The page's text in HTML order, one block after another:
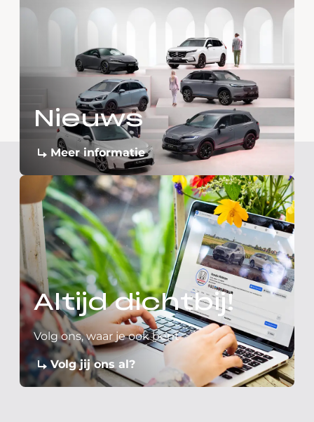
Nieuws
Meer informatie
Altijd dichtbij!
Volg ons, waar je ook bent
Volg jij ons al?